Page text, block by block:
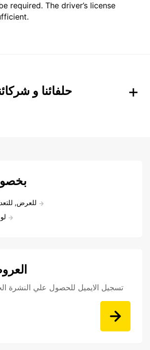
required. The driver’s license
حلفائنا و
للعرض,
تسجيل الايميل للحصول علي النشرة